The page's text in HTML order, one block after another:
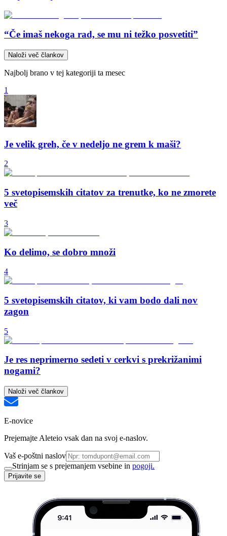
“Če imaš nekoga rad, se mu ni težko posvetiti”
Naloži več člankov
Najbolj brano v tej kategoriji ta mesec
1
Je velik greh, če v nedeljo ne grem k maši?
2
5 svetopisemskih citatov za trenutke, ko ne zmorete
več
3
Ko delimo, se dobro množi
4
5 svetopisemskih citatov, ki vam bodo dali nov
zagon
5
Je res neprimerno sedeti v cerkvi s prekrižanimi
nogami?
Naloži več člankov
E-novice
Prejemajte Aleteio vsak dan na svoj e-naslov.
Vaš e-poštni naslov
Strinjam se s prejemanjem vsebine in pogoji.
Prijavite se